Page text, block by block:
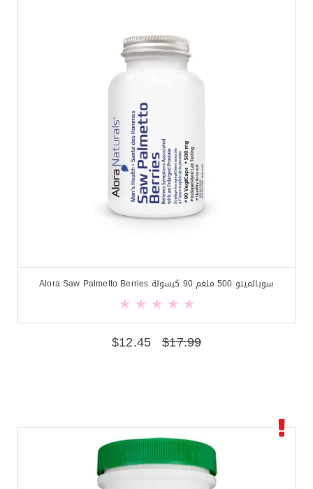
سوبالميتو 500 ملغم 90 كبسولة Alora Saw Palmetto Berries
$17.99
$12.45